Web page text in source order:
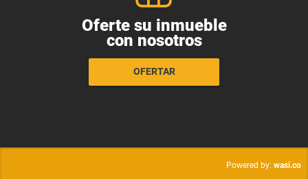
Oferte su inmueble
con nosotros
OFERTAR
Powered by: wasi.co